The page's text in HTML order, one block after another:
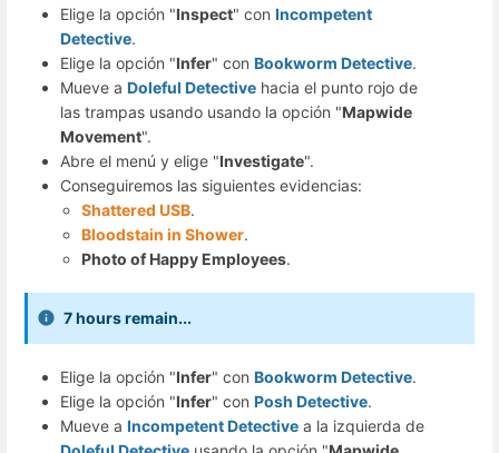
Elige la opción "Inspect" con Incompetent
Detective.
Elige la opción "Infer" con Bookworm Detective.
Mueve a Doleful Detective hacia el punto rojo de
las trampas usando usando la opción "Mapwide
Movement".
Abre el menú y elige "Investigate".
Conseguiremos las siguientes evidencias:
Shattered USB.
Bloodstain in Shower.
Photo of Happy Employees.
7 hours remain...
Elige la opción "Infer" con Bookworm Detective.
Elige la opción "Infer" con Posh Detective.
Mueve a Incompetent Detective a la izquierda de